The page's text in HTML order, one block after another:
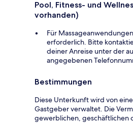
Pool, Fitness- und
vorhanden)
Für
erforderlich. Bitte
deiner Anreise unter der
angegebenen
Bestimmungen
Diese Unterkunft wird von
Gastgeber verwaltet. Die
gewerblichen, geschäftlichen